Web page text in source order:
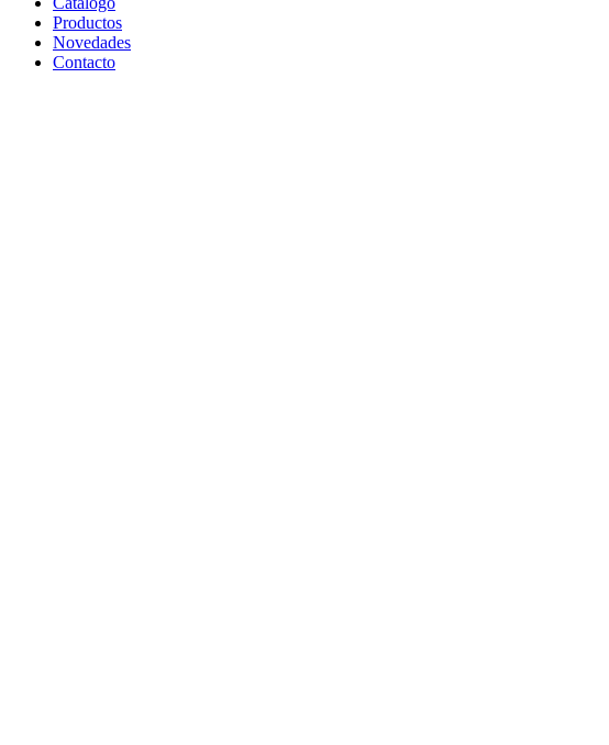
Productos
Novedades
Contacto